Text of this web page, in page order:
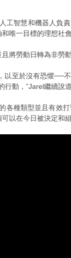
工智慧和機器人負
唯一目標的理想社
將勞動日轉為非勞
以至於沒有恐懼──
行動，”Jarel繼續說
各種類型並且有效
以在今日被決定和